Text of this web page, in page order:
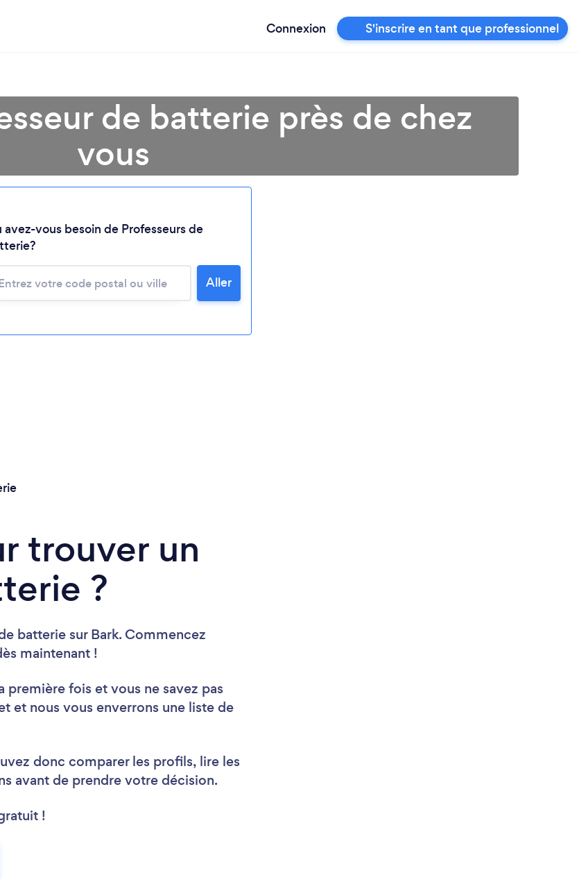
Connexion S'inscrire en tant que professionnel
Chargement...
Veuillez patienter...
de batterie près de chez
vous
avez-vous besoin de Professeurs de
Aller
trouver un
?
batterie sur Bark. Commencez
maintenant !
première fois et vous ne savez pas
et nous vous enverrons une liste de
donc comparer les profils, lire les
avant de prendre votre décision.
!